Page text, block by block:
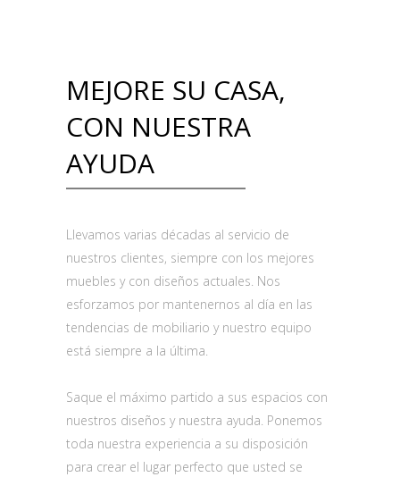
MEJORE SU CASA,
CON NUESTRA
AYUDA
Llevamos varias décadas al servicio de
nuestros clientes, siempre con los mejores
muebles y con diseños actuales. Nos
esforzamos por mantenernos al día en las
tendencias de mobiliario y nuestro equipo
está siempre a la última.
Saque el máximo partido a sus espacios con
nuestros diseños y nuestra ayuda. Ponemos
toda nuestra experiencia a su disposición
para crear el lugar perfecto que usted se